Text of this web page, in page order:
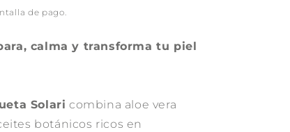
de pago.
calma y transforma tu piel
Solari combina aloe vera
botánicos ricos en